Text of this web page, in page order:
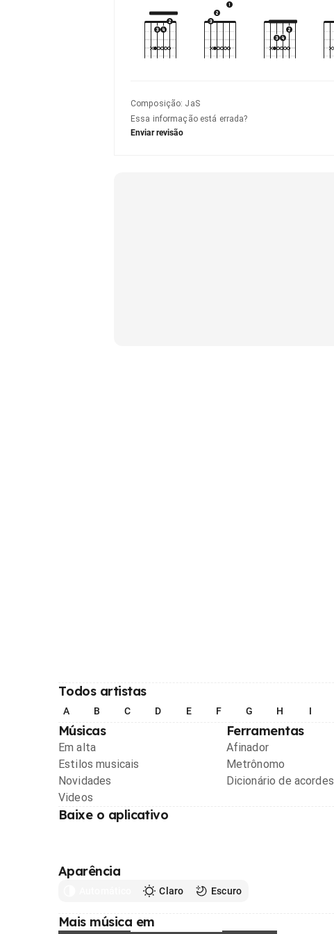
Composição: JaS
Essa informação está errada?
Enviar revisão
Todos artistas
A B C D E F G H I
Músicas
Em alta
Estilos musicais
Novidades
Videos
Ferramentas
Afinador
Metrônomo
Dicionário de acordes
Baixe o aplicativo
Aparência
Claro Escuro
Mais música em